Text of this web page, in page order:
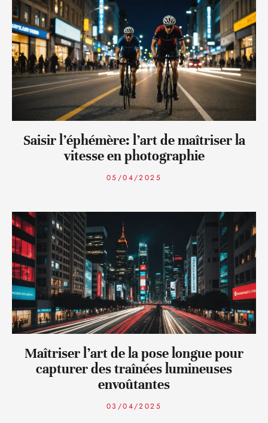
Saisir l’éphémère: l’art de maîtriser la
vitesse en photographie
05/04/2025
Maîtriser l’art de la pose longue pour
capturer des traînées lumineuses
envoûtantes
03/04/2025